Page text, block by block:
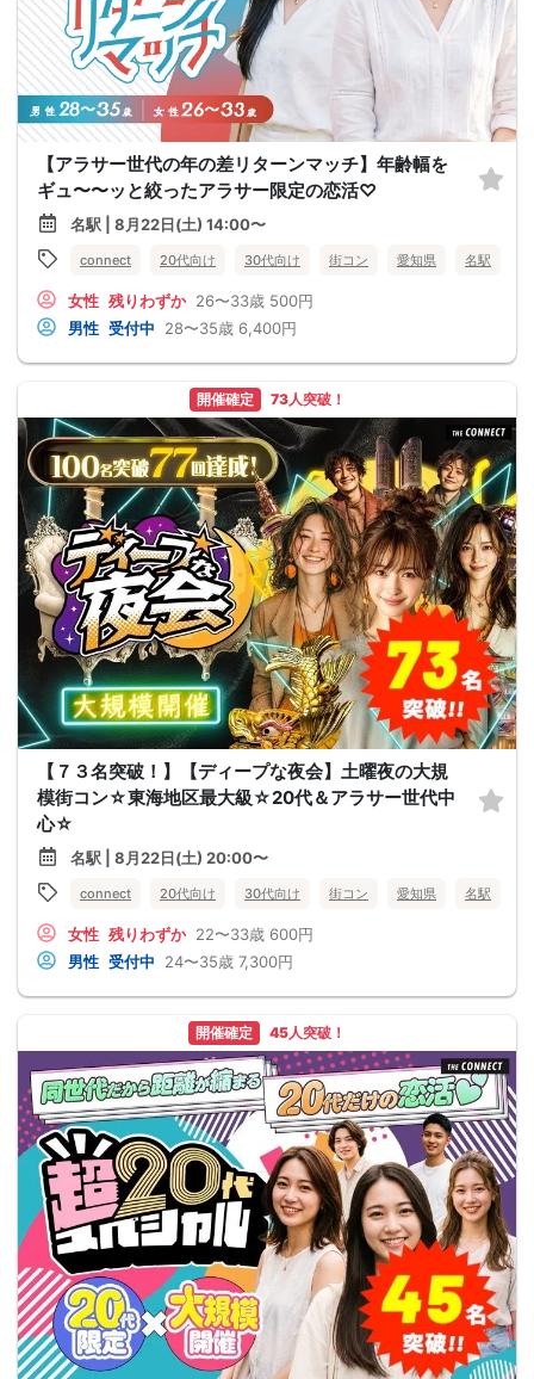
【アラサー世代の年の差リターンマッチ】年齢幅を
ギュ〜〜ッと絞ったアラサー限定の恋活♡
名駅 | 8月22日(土) 14:00〜
connect 20代向け 30代向け 街コン 愛知県 名駅
女性 残りわずか 26〜33歳 500円
男性 受付中 28〜35歳 6,400円
開催確定 73人突破！
【７３名突破！】【ディープな夜会】土曜夜の大規
模街コン☆東海地区最大級☆20代＆アラサー世代中
心☆
名駅 | 8月22日(土) 20:00〜
connect 20代向け 30代向け 街コン 愛知県 名駅
女性 残りわずか 22〜33歳 600円
男性 受付中 24〜35歳 7,300円
開催確定 45人突破！